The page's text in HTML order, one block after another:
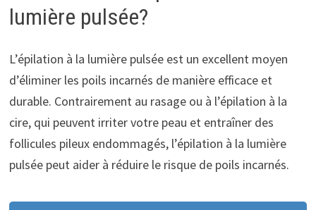
lumière pulsée?
L’épilation à la lumière pulsée est un excellent moyen
d’éliminer les poils incarnés de manière efficace et
durable. Contrairement au rasage ou à l’épilation à la
cire, qui peuvent irriter votre peau et entraîner des
follicules pileux endommagés, l’épilation à la lumière
pulsée peut aider à réduire le risque de poils incarnés.